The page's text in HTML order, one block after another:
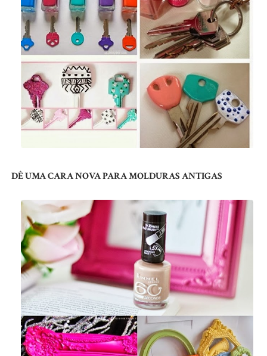
DÊ UMA CARA NOVA PARA MOLDURAS ANTIGAS